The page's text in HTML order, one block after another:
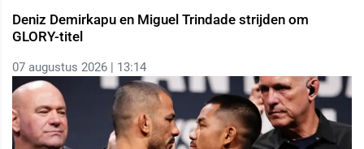
Deniz Demirkapu en Miguel Trindade strijden om
GLORY-titel
07 augustus 2026 | 13:14